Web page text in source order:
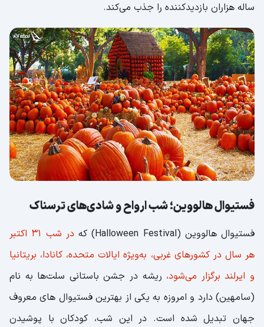
ساله هزاران بازدیدکننده را جذب می‌کند.
فستیوال هالووین؛ شب ارواح و شادی‌های ترسناک
فستیوال هالووین (Halloween Festival) که
در شب ۳۱ اکتبر
هر سال در کشورهای غربی، به‌ویژه ایالات متحده، کانادا، بریتانیا
و ایرلند برگزار می‌شود، ریشه در جشن باستانی سلت‌ها به نام
(سامهین) دارد و امروزه به یکی از بهترین فستیوال های معروف
جهان تبدیل شده است. در این شب، کودکان با پوشیدن